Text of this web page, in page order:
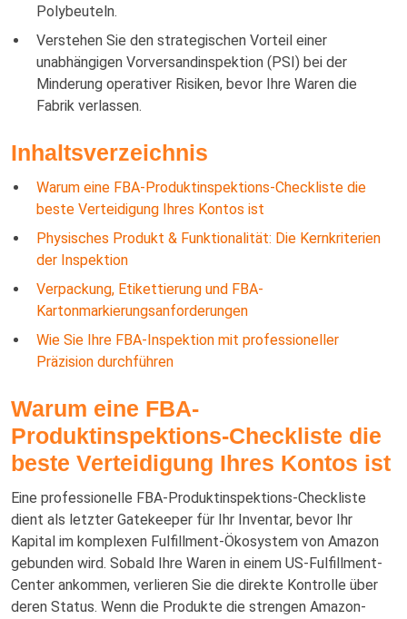
Polybeuteln.
Verstehen Sie den strategischen Vorteil einer
unabhängigen Vorversandinspektion (PSI) bei der
Minderung operativer Risiken, bevor Ihre Waren die
Fabrik verlassen.
Inhaltsverzeichnis
Warum eine FBA-Produktinspektions-Checkliste die
beste Verteidigung Ihres Kontos ist
Physisches Produkt & Funktionalität: Die Kernkriterien
der Inspektion
Verpackung, Etikettierung und FBA-
Kartonmarkierungsanforderungen
Wie Sie Ihre FBA-Inspektion mit professioneller
Präzision durchführen
Warum eine FBA-
Produktinspektions-Checkliste die
beste Verteidigung Ihres Kontos ist
Eine professionelle FBA-Produktinspektions-Checkliste
dient als letzter Gatekeeper für Ihr Inventar, bevor Ihr
Kapital im komplexen Fulfillment-Ökosystem von Amazon
gebunden wird. Sobald Ihre Waren in einem US-Fulfillment-
Center ankommen, verlieren Sie die direkte Kontrolle über
deren Status. Wenn die Produkte die strengen Amazon-